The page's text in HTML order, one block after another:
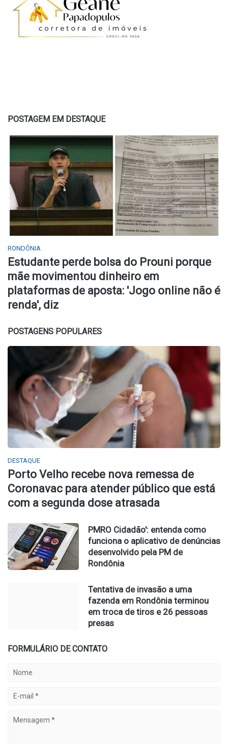
POSTAGEM EM DESTAQUE
RONDÔNIA
Estudante perde bolsa do Prouni porque
mãe movimentou dinheiro em
plataformas de aposta: 'Jogo online não é
renda', diz
POSTAGENS POPULARES
DESTAQUE
Porto Velho recebe nova remessa de
Coronavac para atender público que está
com a segunda dose atrasada
PMRO Cidadão': entenda como
funciona o aplicativo de denúncias
desenvolvido pela PM de
Rondônia
Tentativa de invasão a uma
fazenda em Rondônia terminou
em troca de tiros e 26 pessoas
presas
FORMULÁRIO DE CONTATO